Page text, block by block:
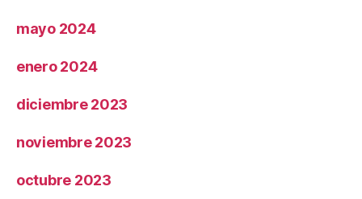
mayo 2024
enero 2024
diciembre 2023
noviembre 2023
octubre 2023